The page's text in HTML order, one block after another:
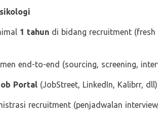
1 tahun di bidang recruitment
end-to-end (sourcing, screening,
Portal (JobStreet, LinkedIn, Kalibrr, dll)
recruitment (penjadwalan